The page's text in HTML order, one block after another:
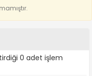
0 adet işlem